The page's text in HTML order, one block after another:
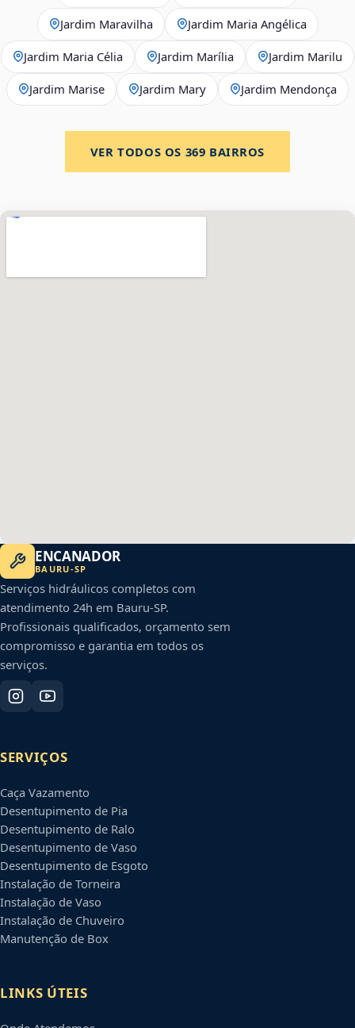
Jardim Maravilha Jardim Maria Angélica
Jardim Maria Célia Jardim Marília Jardim Marilu
Jardim Marise Jardim Mary Jardim Mendonça
VER TODOS OS 369 BAIRROS
ENCANADOR
BAURU-SP
Serviços hidráulicos completos com
atendimento 24h em Bauru-SP.
Profissionais qualificados, orçamento sem
compromisso e garantia em todos os
serviços.
SERVIÇOS
Caça Vazamento
Desentupimento de Pia
Desentupimento de Ralo
Desentupimento de Vaso
Desentupimento de Esgoto
Instalação de Torneira
Instalação de Vaso
Instalação de Chuveiro
Manutenção de Box
LINKS ÚTEIS